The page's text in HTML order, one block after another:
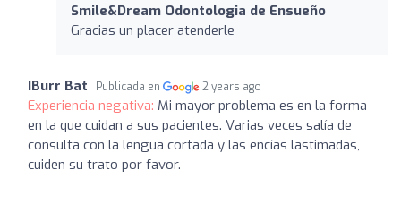
Smile&Dream Odontologia de Ensueño
Gracias un placer atenderle
IBurr Bat Publicada en 2 years ago
Experiencia negativa: Mi mayor problema es en la forma
en la que cuidan a sus pacientes. Varias veces salía de
consulta con la lengua cortada y las encías lastimadas,
cuiden su trato por favor.